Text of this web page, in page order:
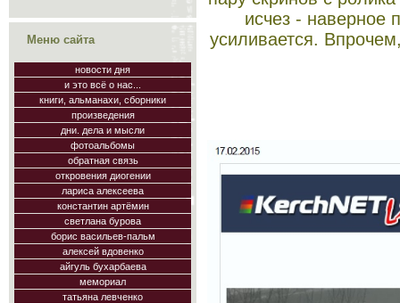
Меню сайта
новости дня
и это всё о нас...
книги, альманахи, сборники
произведения
дни. дела и мысли
фотоальбомы
обратная связь
откровения диогении
лариса алексеева
константин артёмин
светлана бурова
борис васильев-пальм
алексей вдовенко
айгуль бухарбаева
мемориал
татьяна левченко
исчез - наверное
усиливается.